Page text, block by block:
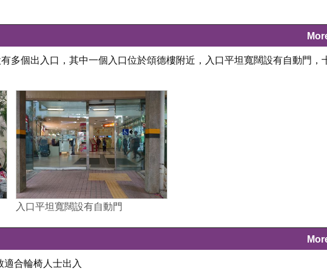
多個出入口，其中一個入口位於頌德樓附近，入口平坦寬闊設有自動門，
入口平坦寬闊設有自動門
合輪椅人士出入